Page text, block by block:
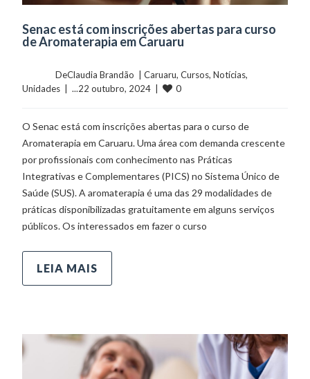
Senac está com inscrições abertas para curso
de Aromaterapia em Caruaru
	    	DeClaudia Brandão  |
Caruaru, Cursos, Notícias
Unidades
  |  ...22 outubro, 2024  |
0
O Senac está com inscrições abertas para o curso de
Aromaterapia em Caruaru. Uma área com demanda crescente
por profissionais com conhecimento nas Práticas
Integrativas e Complementares (PICS) no Sistema Único de
Saúde (SUS). A aromaterapia é uma das 29 modalidades de
práticas disponibilizadas gratuitamente em alguns serviços
públicos. Os interessados em fazer o curso
LEIA MAIS